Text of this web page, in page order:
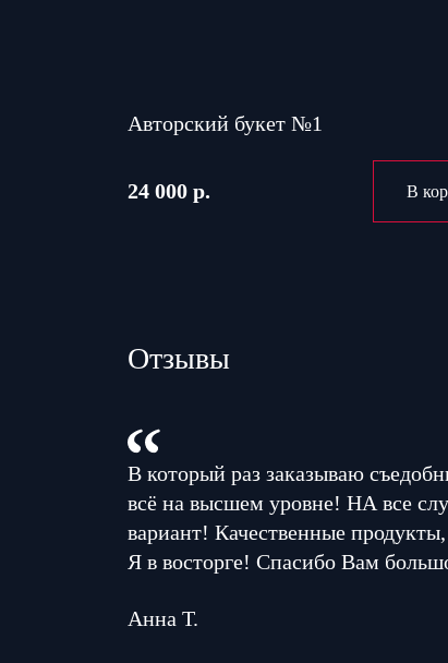
Авторский букет №1
24 000 р. В
Отзывы
В который раз заказываю
всё на высшем уровне! НА все
вариант! Качественные
Я в восторге! Спасибо Вам
Анна Т.